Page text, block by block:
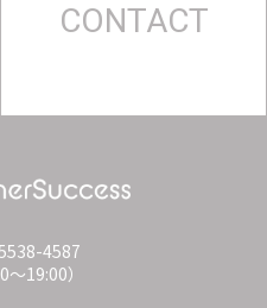
CONTACT
4587
〜19:00）